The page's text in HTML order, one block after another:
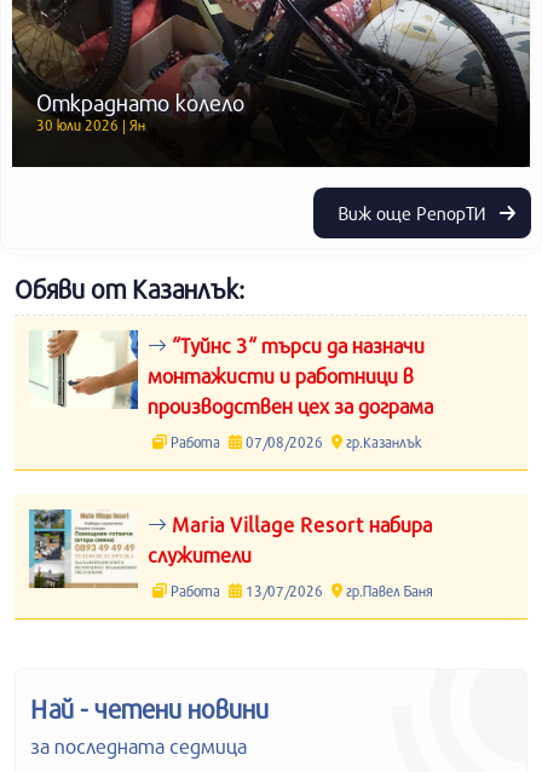
Откраднато колело
30 юли 2026 | Ян
Виж още РепорТИ
Обяви от Казанлък:
“Туйнс 3“ търси да назначи
монтажисти и работници в
производствен цех за дограма
Работа 07/08/2026 гр.Казанлък
Maria Village Resort набира
служители
Работа 13/07/2026 гр.Павел Баня
Най - четени новини
за последната седмица